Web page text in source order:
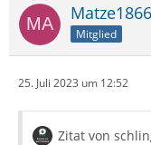
Matze1866
Mitglied
25. Juli 2023 um 12:52
Zitat von